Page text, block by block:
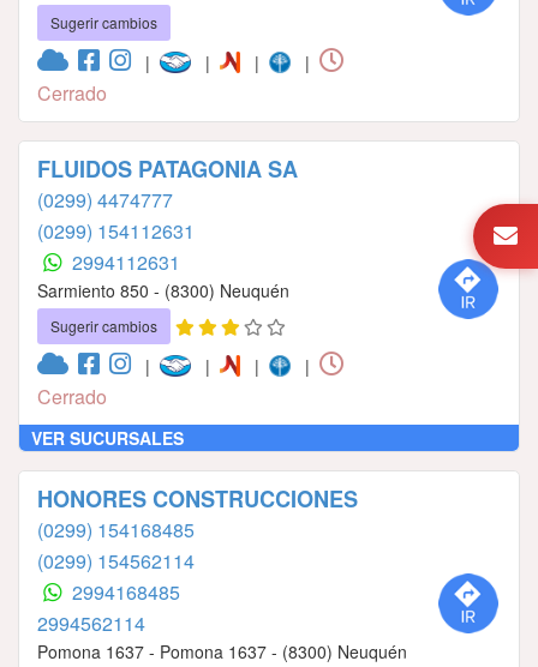
Sugerir cambios
| | | |
Cerrado
FLUIDOS PATAGONIA SA
(0299) 4474777
(0299) 154112631
2994112631
Sarmiento 850 - (8300) Neuquén
Sugerir cambios
| | | |
Cerrado
VER SUCURSALES
HONORES CONSTRUCCIONES
(0299) 154168485
(0299) 154562114
2994168485
2994562114
Pomona 1637 - Pomona 1637 - (8300) Neuquén